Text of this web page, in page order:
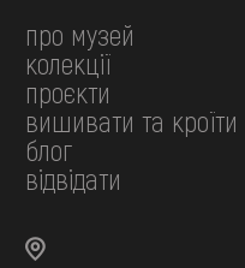
про музей
колекції
проєкти
вишивати та кроїти
блог
відвідати